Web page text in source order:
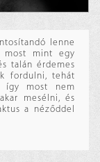
lenne
most mint egy
talán érdemes
fordulni, tehát
így most nem
mesélni, és
a néződdel